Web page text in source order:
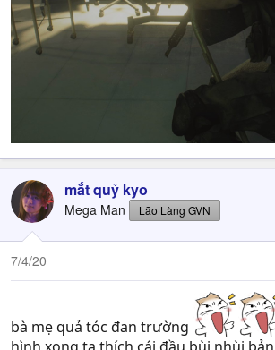
mắt quỷ kyo
Mega Man Lão Làng GVN
7/4/20
bà mẹ quả tóc đan trường